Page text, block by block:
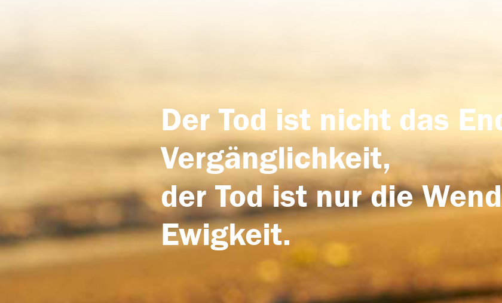
Der Tod ist nicht das
Vergänglichkeit,
der Tod ist nur die
Ewigkeit.